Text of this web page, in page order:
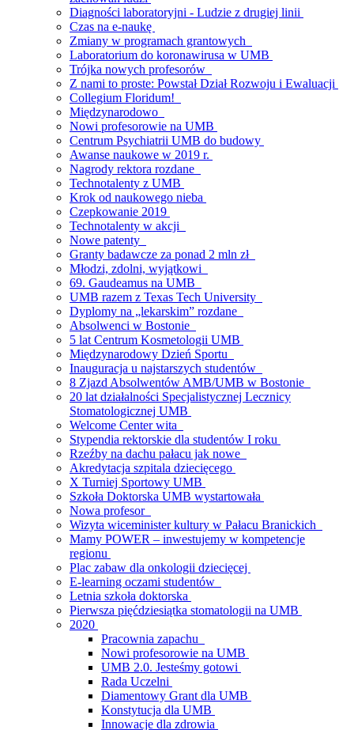
Diagności laboratoryjni - Ludzie z drugiej linii
Czas na e-naukę
Zmiany w programach grantowych
Laboratorium do koronawirusa w UMB
Trójka nowych profesorów
Z nami to proste: Powstał Dział Rozwoju i Ewaluacji
Collegium Floridum!
Międzynarodowo
Nowi profesorowie na UMB
Centrum Psychiatrii UMB do budowy
Awanse naukowe w 2019 r.
Nagrody rektora rozdane
Technotalenty z UMB
Krok od naukowego nieba
Czepkowanie 2019
Technotalenty w akcji
Nowe patenty
Granty badawcze za ponad 2 mln zł
Młodzi, zdolni, wyjątkowi
69. Gaudeamus na UMB
UMB razem z Texas Tech University
Dyplomy na „lekarskim” rozdane
Absolwenci w Bostonie
5 lat Centrum Kosmetologii UMB
Międzynarodowy Dzień Sportu
Inauguracja u najstarszych studentów
8 Zjazd Absolwentów AMB/UMB w Bostonie
20 lat działalności Specjalistycznej Lecznicy
Stomatologicznej UMB
Welcome Center wita
Stypendia rektorskie dla studentów I roku
Rzeźby na dachu pałacu jak nowe
Akredytacja szpitala dziecięcego
X Turniej Sportowy UMB
Szkoła Doktorska UMB wystartowała
Nowa profesor
Wizyta wiceminister kultury w Pałacu Branickich
Mamy POWER – inwestujemy w kompetencje
regionu
Plac zabaw dla onkologii dziecięcej
E-learning oczami studentów
Letnia szkoła doktorska
Pierwsza pięćdziesiątka stomatologii na UMB
2020
Pracownia zapachu
Nowi profesorowie na UMB
UMB 2.0. Jesteśmy gotowi
Rada Uczelni
Diamentowy Grant dla UMB
Konstytucja dla UMB
Innowacje dla zdrowia